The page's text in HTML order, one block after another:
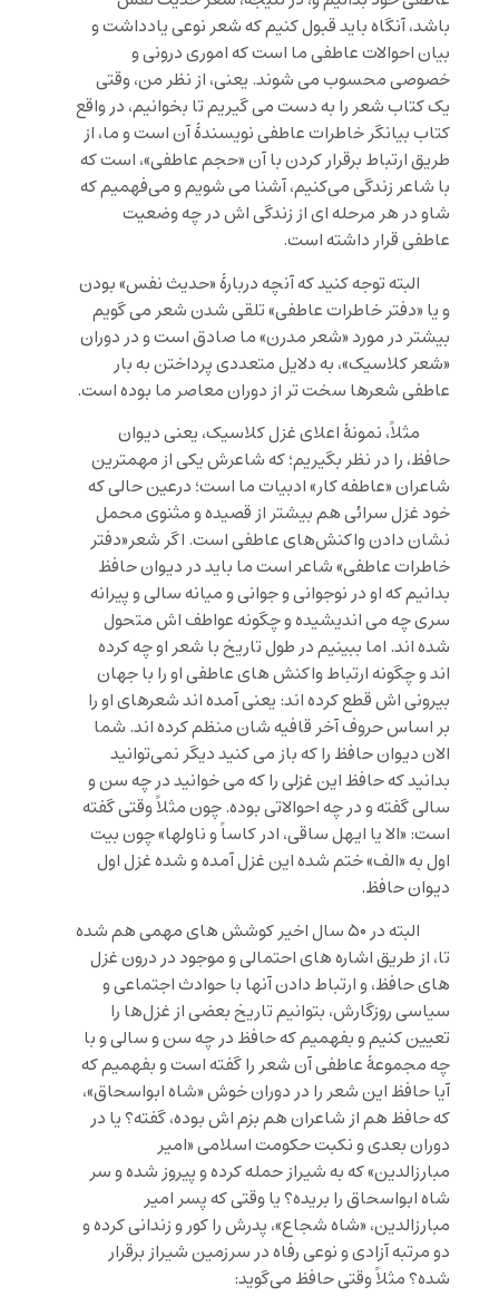
باشد، آنگاه باید قبول کنیم که شعر نوعی یادداشت و
بیان احوالات عاطفی ما است که اموری درونی و
خصوصی محسوب می شوند. یعنی، از نظر من، وقتی
یک کتاب شعر را به دست می گیریم تا بخوانیم، در واقع
کتاب بیانگر خاطرات عاطفی نویسندۀ آن است و ما، از
طریق ارتباط برقرار کردن با آن «حجم عاطفی»، است که
با شاعر زندگی می‌کنیم، آشنا می شویم و می‌فهمیم که
شاو در هر مرحله ای از زندگی اش در چه وضعیت
عاطفی قرار داشته است.
البته توجه کنید که آنچه دربارۀ «حدیث نفس» بودن
و یا «دفتر خاطرات عاطفی» تلقی شدن شعر می گویم
بیشتر در مورد «شعر مدرن» ما صادق است و در دوران
«شعر کلاسیک»، به دلایل متعددی پرداختن به بار
عاطفی شعرها سخت تر از دوران معاصر ما بوده است.
مثلاً، نمونۀ اعلای غزل کلاسیک، یعنی دیوان
حافظ، را در نظر بگیریم؛ که شاعرش یکی از مهمترین
شاعران «عاطفه کار» ادبیات ما است؛ درعین حالی که
خود غزل سرائی هم بیشتر از قصیده و مثنوی محمل
نشان دادن واکنش‌های عاطفی است. اگر شعر«دفتر
خاطرات عاطفی» شاعر است ما باید در دیوان حافظ
بدانیم که او در نوجوانی و جوانی و میانه سالی و پیرانه
سری چه می اندیشیده و چگونه عواطف اش متحول
شده اند. اما ببینیم در طول تاریخ با شعر او چه کرده
اند و چگونه ارتباط واکنش های عاطفی او را با جهان
بیرونی اش قطع کرده اند: یعنی آمده اند شعرهای او را
بر اساس حروف آخر قافیه شان منظم کرده اند. شما
الان دیوان حافظ را که باز می کنید دیگر نمی‌توانید
بدانید که حافظ این غزلی را که می خوانید در چه سن و
سالی گفته و در چه احوالاتی بوده. چون مثلاً وقتی گفته
است: «الا یا ایهل ساقی، ادر کاساً و ناولها» چون بیت
اول به «الف» ختم شده این غزل آمده و شده غزل اول
دیوان حافظ.
البته در ۵۰ سال اخیر کوشش های مهمی هم شده
تا، از طریق اشاره های احتمالی و موجود در درون غزل
های حافظ، و ارتباط دادن آنها با حوادث اجتماعی و
سیاسی روزگارش، بتوانیم تاریخ بعضی از غزل‌ها را
تعیین کنیم و بفهمیم که حافظ در چه سن و سالی و با
چه مجموعۀ عاطفی آن شعر را گفته است و بفهمیم که
آیا حافظ این شعر را در دوران خوش «شاه ابواسحاق»،
که حافظ هم از شاعران هم بزم اش بوده، گفته؟ یا در
دوران بعدی و نکبت حکومت اسلامی «امیر
مبارزالدین» که به شیراز حمله کرده و پیروز شده و سر
شاه ابواسحاق را بریده؟ یا وقتی که پسر امیر
مبارزالدین، «شاه شجاع»، پدرش را کور و زندانی کرده و
دو مرتبه آزادی و نوعی رفاه در سرزمین شیراز برقرار
شده؟ مثلاً وقتی حافظ می‌گوید: